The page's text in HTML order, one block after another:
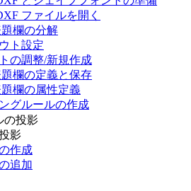
ファイルを開く
欄の分解
ト設定
の調整/新規作成
題欄の定義と保存
欄の属性定義
グルールの作成
の投影
影
作成
追加